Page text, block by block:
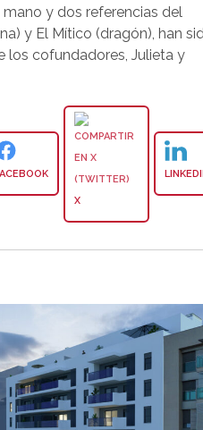
y dos referencias del
y El Mítico (dragón), han
los cofundadores, Julieta y
X